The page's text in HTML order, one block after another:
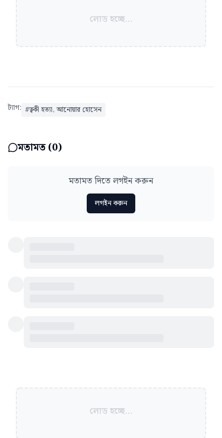
লোড হচ্ছে...
ট্যাগ: #ত্বকী হত্যা, আনোয়ার হোসেন
মতামত (0)
মতামত দিতে লগইন করুন
লগইন করুন
লোড হচ্ছে...